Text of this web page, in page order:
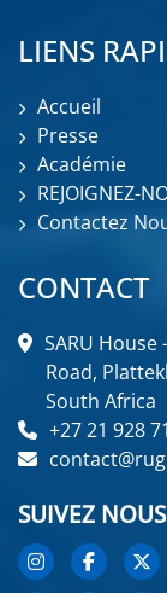
LIENS
Accueil
Presse
Académie
REJOIGNEZ-
Contactez
CONTACT
SARU House
Road,
South Africa
+27 21 928
SUIVEZ NOUS